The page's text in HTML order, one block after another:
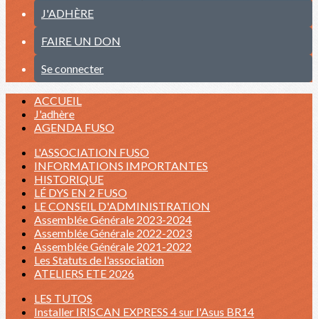
J'ADHÈRE
FAIRE UN DON
Se connecter
ACCUEIL
J'adhère
AGENDA FUSO
L'ASSOCIATION FUSO
INFORMATIONS IMPORTANTES
HISTORIQUE
LÉ DYS EN 2 FUSO
LE CONSEIL D'ADMINISTRATION
Assemblée Générale 2023-2024
Assemblée Générale 2022-2023
Assemblée Générale 2021-2022
Les Statuts de l'association
ATELIERS ETE 2026
LES TUTOS
Installer IRISCAN EXPRESS 4 sur l'Asus BR14